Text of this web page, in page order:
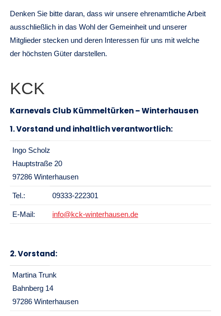
Denken Sie bitte daran, dass wir unsere ehrenamtliche Arbeit
ausschließlich in das Wohl der Gemeinheit und unserer
Mitglieder stecken und deren Interessen für uns mit welche
der höchsten Güter darstellen.
KCK
Karnevals Club Kümmeltürken – Winterhausen
1. Vorstand und inhaltlich verantwortlich:
Ingo Scholz
Hauptstraße 20
97286 Winterhausen
Tel.: 09333-222301
E-Mail: info@kck-winterhausen.de
2. Vorstand:
Martina Trunk
Bahnberg 14
97286 Winterhausen